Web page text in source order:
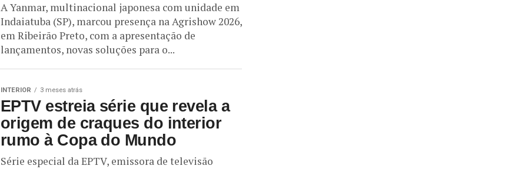
A Yanmar, multinacional japonesa com unidade em
Indaiatuba (SP), marcou presença na Agrishow 2026,
em Ribeirão Preto, com a apresentação de
lançamentos, novas soluções para o...
INTERIOR 3 meses atrás
EPTV estreia série que revela a
origem de craques do interior
rumo à Copa do Mundo
Série especial da EPTV, emissora de televisão